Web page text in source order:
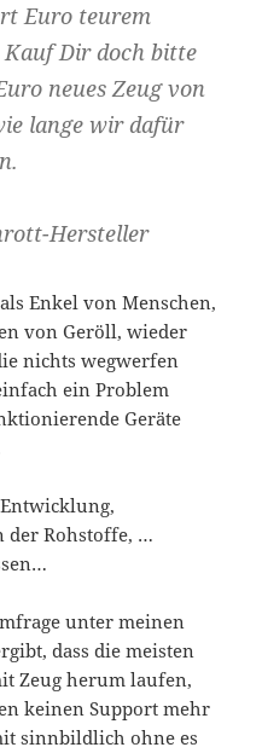
Euro teurem
Dir doch bitte
neues Zeug von
lange wir dafür
Hersteller
Enkel von Menschen,
von Geröll, wieder
nichts wegwerfen
ein Problem
Geräte
der Rohstoffe, …
unter meinen
dass die meisten
Zeug herum laufen,
keinen Support mehr
sinnbildlich ohne es